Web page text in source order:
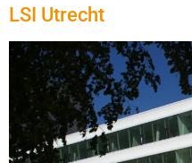
LSI Utrecht